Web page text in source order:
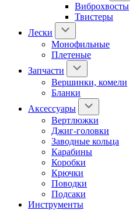
Виброхвосты
Твистеры
Лески
Монофильные
Плетеные
Запчасти
Вершинки, комели
Бланки
Аксессуары
Вертлюжки
Джиг-головки
Заводные кольца
Карабины
Коробки
Крючки
Поводки
Подсаки
Инструменты